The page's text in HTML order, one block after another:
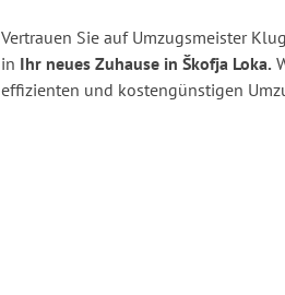
Vertrauen Sie auf Umzugsmeister
in Ihr neues Zuhause in Škofja Loka.
effizienten und kostengünstigen